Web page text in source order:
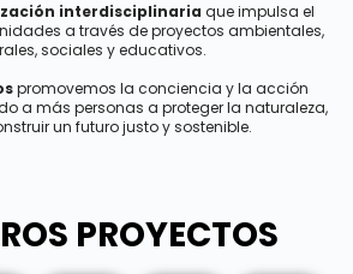
interdisciplinaria que impulsa el
a través de proyectos ambientales,
sociales y educativos.
promovemos la conciencia y la acción
a más personas a proteger la naturaleza,
un futuro justo y sostenible.
PROYECTOS